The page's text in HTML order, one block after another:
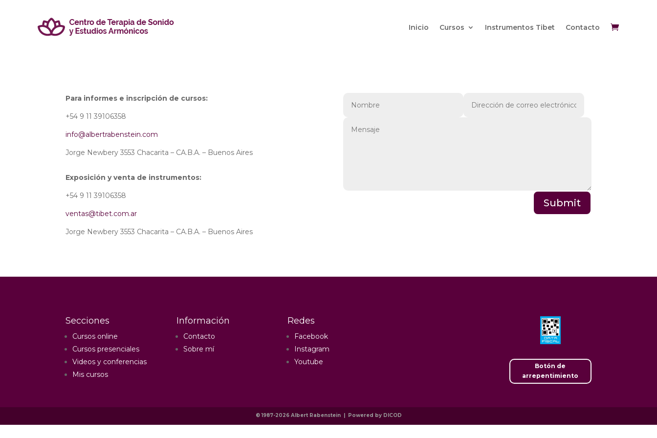
Inicio Cursos Instrumentos Tibet Contacto
Para informes e inscripción de cursos:
+54 9 11 39106358
info@albertrabenstein.com
Jorge Newbery 3553 Chacarita – CA.B.A. – Buenos Aires
Exposición y venta de instrumentos:
+54 9 11 39106358
ventas@tibet.com.ar
Jorge Newbery 3553 Chacarita – CA.B.A. – Buenos Aires
Submit
Secciones
Cursos online
Cursos presenciales
Videos y conferencias
Mis cursos
Información
Contacto
Sobre mí
Redes
Facebook
Instagram
Youtube
Botón de
arrepentimiento
© 1987-2026 Albert Rabenstein| Powered by DICOD